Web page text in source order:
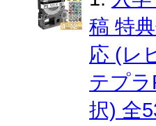
稿 特
応 (レ
テプ
択) 全